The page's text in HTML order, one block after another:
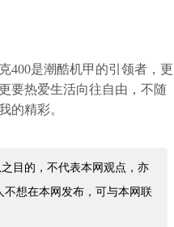
400是潮酷机甲的引领者，更
要热爱生活向往自由，不随
的精彩。
目的，不代表本网观点，亦
想在本网发布，可与本网联